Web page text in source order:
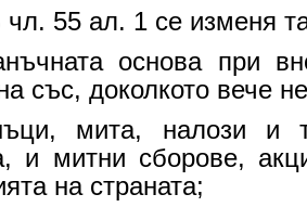
чл. 55 ал. 1 се изменя
основа при
със, доколкото вече
мита, налози и
и митни сборове,
на страната;